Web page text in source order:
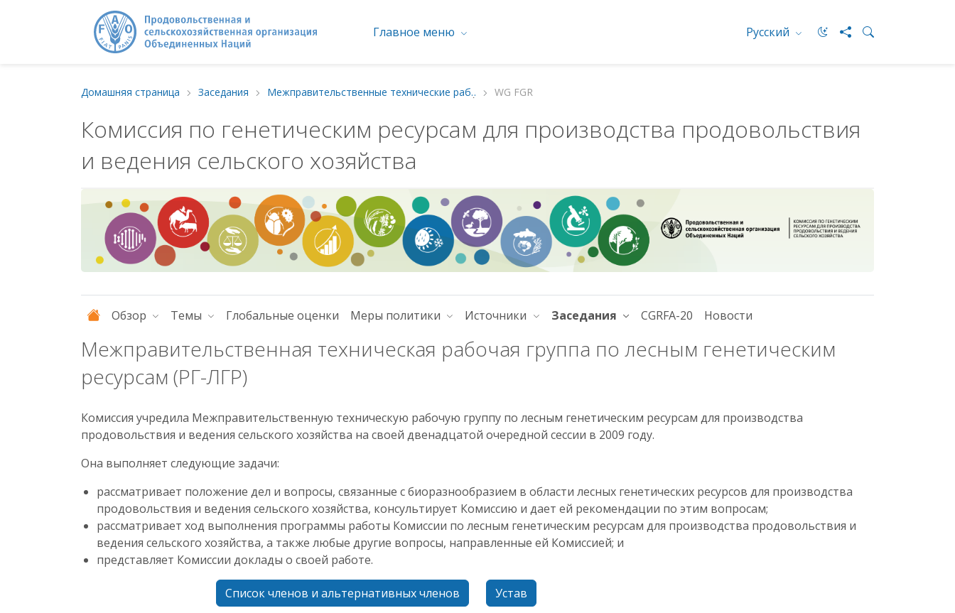
Главное меню Русский
Домашняя страница Заседания Межправительственные технические рабочие группы WG FGR
Комиссия по генетическим ресурсам для производства продовольствия
и ведения сельского хозяйства
Обзор Темы Глобальные оценки Меры политики Источники Заседания CGRFA-20 Новости
Межправительственная техническая рабочая группа по лесным генетическим
ресурсам (РГ-ЛГР)
Комиссия учредила Межправительственную техническую рабочую группу по лесным генетическим ресурсам для производства
продовольствия и ведения сельского хозяйства на своей двенадцатой очередной сессии в 2009 году.
Она выполняет следующие задачи:
рассматривает положение дел и вопросы, связанные с биоразнообразием в области лесных генетических ресурсов для производства
продовольствия и ведения сельского хозяйства, консультирует Комиссию и дает ей рекомендации по этим вопросам;
рассматривает ход выполнения программы работы Комиссии по лесным генетическим ресурсам для производства продовольствия и
ведения сельского хозяйства, а также любые другие вопросы, направленные ей Комиссией; и
представляет Комиссии доклады о своей работе.
Список членов и альтернативных членов Устав